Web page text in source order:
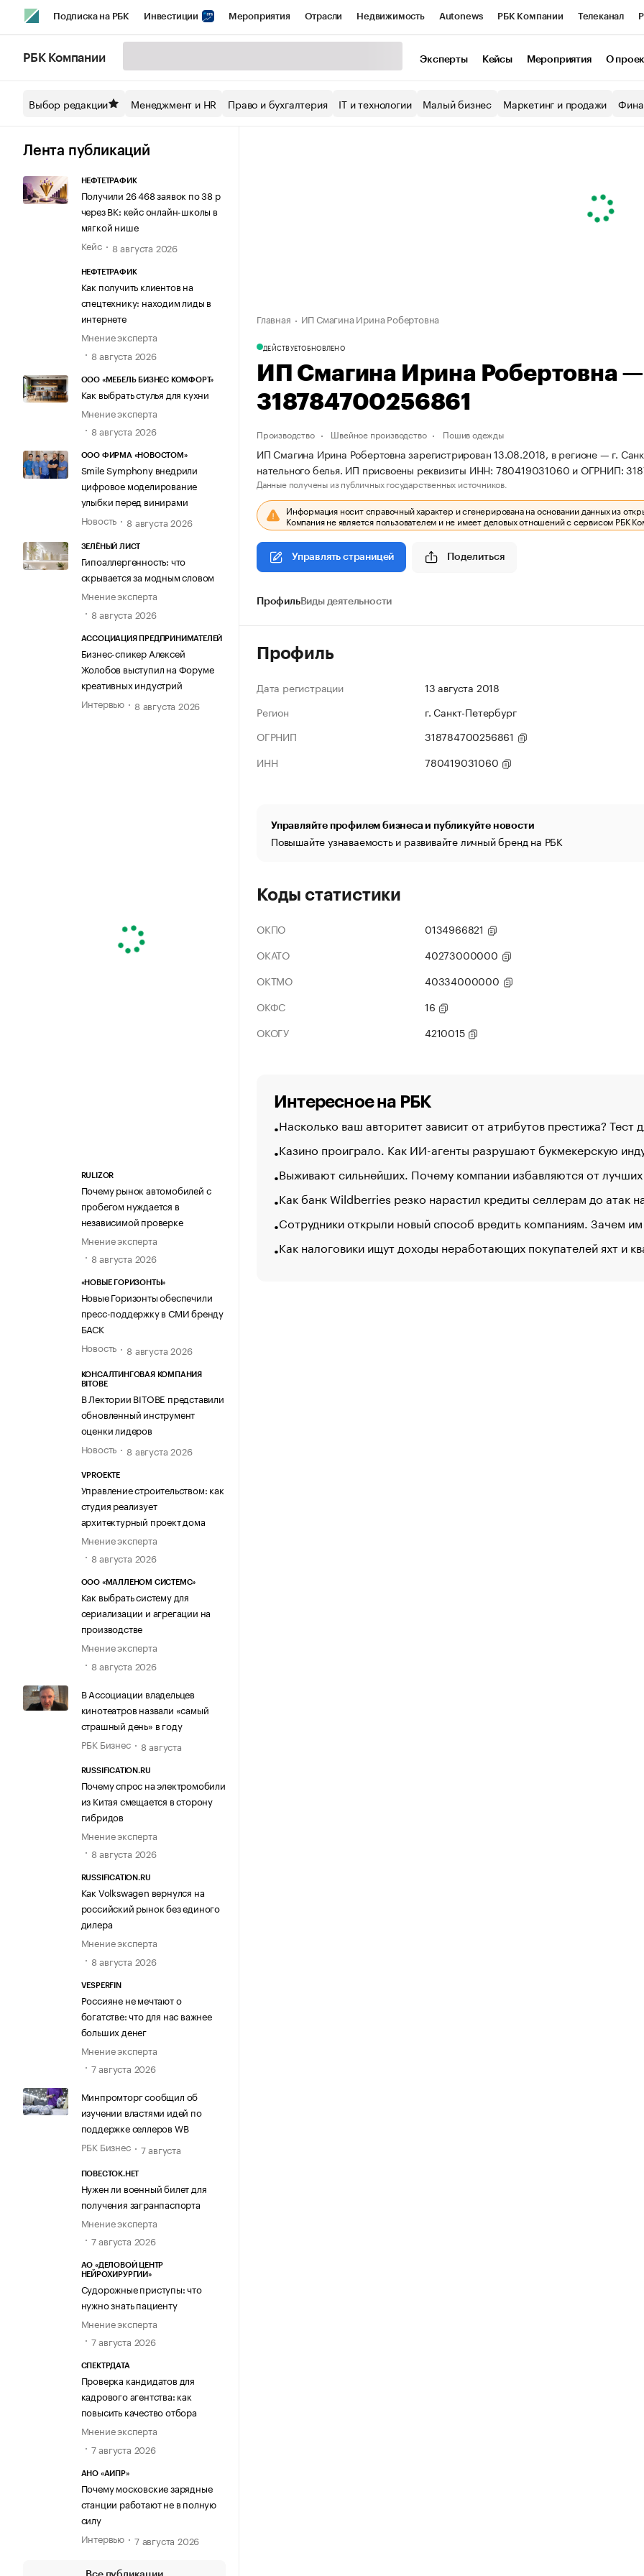
Подписка на РБК Инвестиции Мероприятия Отрасли Недвижимость Autonews РБК Компании Телеканал
Спецпроекты СПб Конференции СПб Спецпроекты Экономика Бизнес
Технологии и медиа
РБК Компании Эксперты Кейсы Мероприятия О
Выбор редакции Менеджмент и HR Право и бухгалтерия IT и технологии Малый бизнес Маркетинг и продажи
Лента публикаций
НЕФТЕТРАФИК
Получили 26 468 заявок по 38 р
через ВК: кейс онлайн-школы в
мягкой нише
Кейс
8 августа 2026
НЕФТЕТРАФИК
Как получить клиентов на
спецтехнику: находим лиды в
интернете
Мнение эксперта
8 августа 2026
ООО «МЕБЕЛЬ БИЗНЕС КОМФОРТ»
Как выбрать стулья для кухни
Мнение эксперта
8 августа 2026
ООО ФИРМА «НОВОСТОМ»
Smile Symphony внедрили
цифровое моделирование
улыбки перед винирами
Новость
8 августа 2026
ЗЕЛЁНЫЙ ЛИСТ
Гипоаллергенность: что
скрывается за модным словом
Мнение эксперта
8 августа 2026
АССОЦИАЦИЯ ПРЕДПРИНИМАТЕЛЕЙ
Бизнес-спикер Алексей
Жолобов выступил на Форуме
креативных индустрий
Интервью
8 августа 2026
RULIZOR
Почему рынок автомобилей с
пробегом нуждается в
независимой проверке
Мнение эксперта
8 августа 2026
«НОВЫЕ ГОРИЗОНТЫ»
Новые Горизонты обеспечили
пресс-поддержку в СМИ бренду
БАСК
Новость
8 августа 2026
КОНСАЛТИНГОВАЯ КОМПАНИЯ
BITOBE
В Лектории BITOBE представили
обновленный инструмент
оценки лидеров
Новость
8 августа 2026
VPROEKTE
Управление строительством: как
студия реализует
архитектурный проект дома
Мнение эксперта
8 августа 2026
ООО «МАЛЛЕНОМ СИСТЕМС»
Как выбрать систему для
сериализации и агрегации на
производстве
Мнение эксперта
8 августа 2026
В Ассоциации владельцев
кинотеатров назвали «самый
страшный день» в году
РБК Бизнес
8 августа
RUSSIFICATION.RU
Почему спрос на электромобили
из Китая смещается в сторону
гибридов
Мнение эксперта
8 августа 2026
RUSSIFICATION.RU
Как Volkswagen вернулся на
российский рынок без единого
дилера
Мнение эксперта
8 августа 2026
VESPERFIN
Россияне не мечтают о
богатстве: что для нас важнее
больших денег
Мнение эксперта
7 августа 2026
Минпромторг сообщил об
изучении властями идей по
поддержке селлеров WB
РБК Бизнес
7 августа
ПОВЕСТОК.НЕТ
Нужен ли военный билет для
получения загранпаспорта
Мнение эксперта
7 августа 2026
АО «ДЕЛОВОЙ ЦЕНТР
НЕЙРОХИРУРГИИ»
Судорожные приступы: что
нужно знать пациенту
Мнение эксперта
7 августа 2026
СПЕКТРДАТА
Проверка кандидатов для
кадрового агентства: как
повысить качество отбора
Мнение эксперта
7 августа 2026
АНО «АИПР»
Почему московские зарядные
станции работают не в полную
силу
Интервью
7 августа 2026
Главная ИП Смагина Ирина Робертовна
ДЕЙСТВУЕТОБНОВЛЕНО
ИП Смагина Ирина Робертовна
318784700256861
Производство Швейное производство Пошив одежды
ИП Смагина Ирина Робертовна зарегистрирован 13.08.2018, в регионе — г.
нательного белья. ИП присвоены реквизиты ИНН: 780419031060 и ОГРНИП:
Данные получены из публичных государственных источников.
Информация носит справочный характер и сгенерирована на основании данных из
Компания не является пользователем и не имеет деловых отношений с сервисом РБК
Управлять страницей Поделиться
ПрофильВиды деятельности
Профиль
Дата регистрации
13 августа 2018
Регион
г. Санкт-Петербург
ОГРНИП
318784700256861
ИНН
780419031060
Управляйте профилем бизнеса и публикуйте новости
Повышайте узнаваемость и развивайте личный бренд на РБК
Коды статистики
ОКПО
0134966821
ОКАТО
40273000000
ОКТМО
40334000000
ОКФС
16
ОКОГУ
4210015
Интересное на РБК
Насколько ваш авторитет зависит от атрибутов престижа? Тест
Казино проиграло. Как ИИ-агенты разрушают букмекерскую
Выживают сильнейших. Почему компании избавляются от лучших
Как банк Wildberries резко нарастил кредиты селлерам до атак
Сотрудники открыли новый способ вредить компаниям. Зачем
Как налоговики ищут доходы неработающих покупателей яхт и